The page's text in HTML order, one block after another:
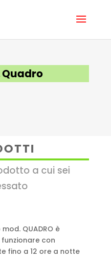
a cui sei
QUADRO è
con
fino a 12 ore a notte